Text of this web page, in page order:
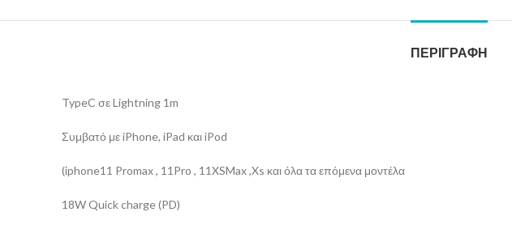
ΠΕΡΙΓΡΑΦΉ
TypeC σε Lightning 1m
Συμβατό με iPhone, iPad και iPod
(iphone11 Promax , 11Pro , 11XSMax ,Xs και όλα τα επόμενα μοντέλα
18W Quick charge (PD)